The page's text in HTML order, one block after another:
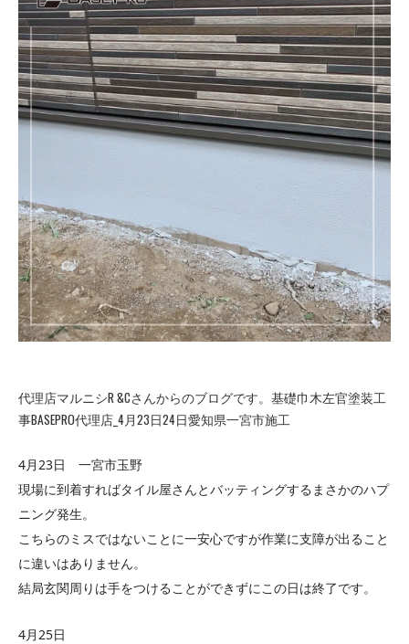
代理店マルニシR &Cさんからのブログです。基礎巾木左官塗装工
事BASEPRO代理店_4月23日24日愛知県一宮市施工
4月 23 日 一宮市玉野
現場に到着すればタイル屋さんとバッティングするまさかのハプ
ニング発生。
こちらのミスではないことに一安心ですが作業に支障が出ること
に違いはありません。
結局玄関周りは手をつけることができずにこの日は終了です。
4月 25 日